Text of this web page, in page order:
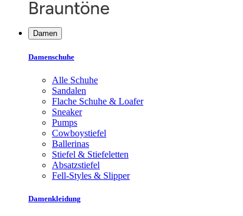
Damen
Damenschuhe
Alle Schuhe
Sandalen
Flache Schuhe & Loafer
Sneaker
Pumps
Cowboystiefel
Ballerinas
Stiefel & Stiefeletten
Absatzstiefel
Fell-Styles & Slipper
Damenkleidung